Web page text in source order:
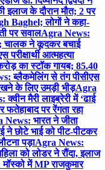
के दौरान मौत; 2 पर
Baghel; लोगों ने कहा-
पर सवालAgra News:
चालक ने कूदकर बचाई
आत्महत्या
का स्टॉक गायब; 85.40
ब्लैकमेलिंग से तंग पीसीएस
के लिए उमड़ी भीड़Agra
मैरी लाइब्रेरी में ‘ढाई
पर रेंगता रहा
News: भारत ने जीता
ने छोटे भाई को पीट-पीटकर
पड़ाAgra News:
को लोडर ने रौंदा, इलाज
में MP राजकुमार